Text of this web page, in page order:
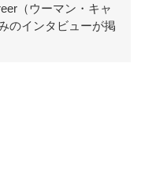
（ウーマン・キャ
のインタビューが掲